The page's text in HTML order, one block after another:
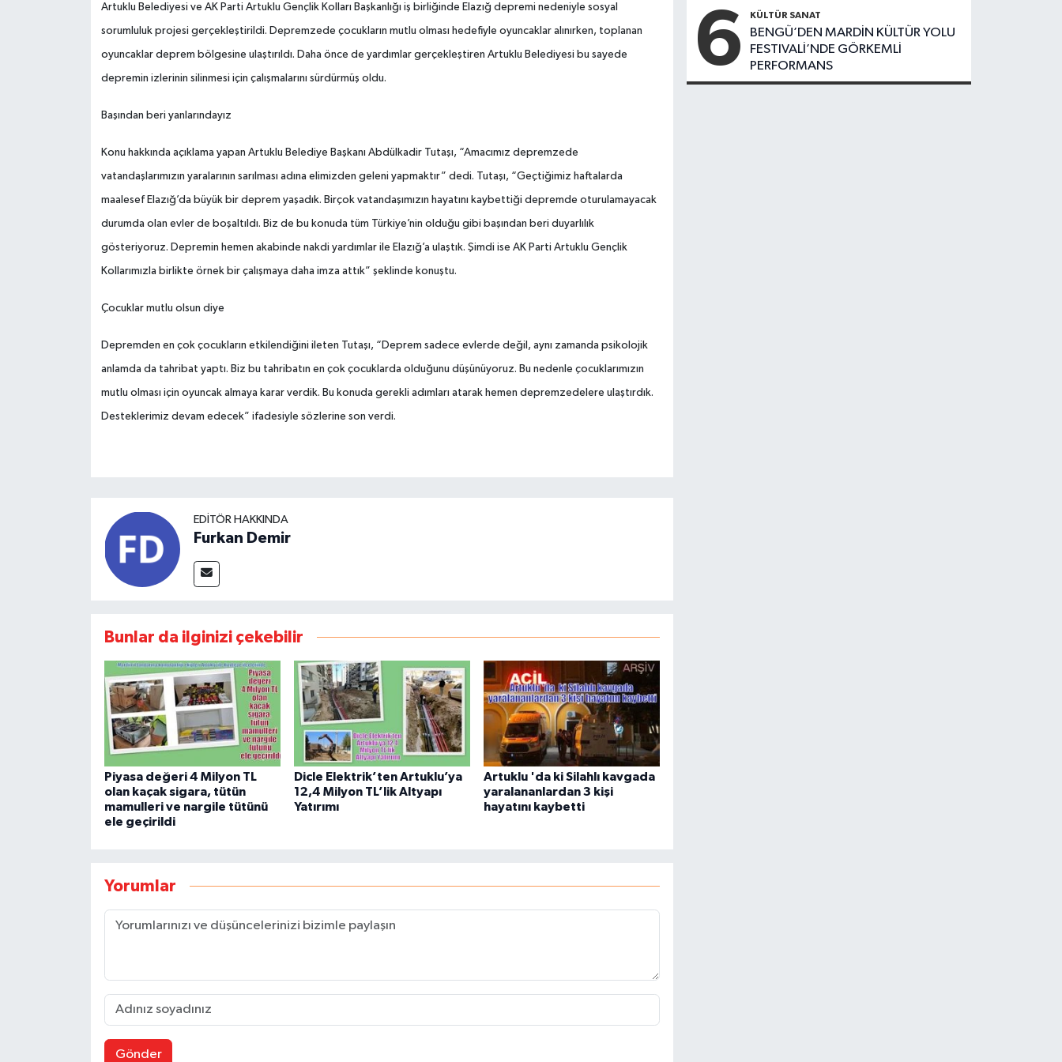
Artuklu Belediyesi ve AK Parti Artuklu Gençlik Kolları Başkanlığı iş birliğinde Elazığ depremi nedeniyle sosyal
sorumluluk projesi gerçekleştirildi. Depremzede çocukların mutlu olması hedefiyle oyuncaklar alınırken, toplanan
oyuncaklar deprem bölgesine ulaştırıldı. Daha önce de yardımlar gerçekleştiren Artuklu Belediyesi bu sayede
depremin izlerinin silinmesi için çalışmalarını sürdürmüş oldu.
Başından beri yanlarındayız
Konu hakkında açıklama yapan Artuklu Belediye Başkanı Abdülkadir Tutaşı, “Amacımız depremzede
vatandaşlarımızın yaralarının sarılması adına elimizden geleni yapmaktır” dedi. Tutaşı, “Geçtiğimiz haftalarda
maalesef Elazığ’da büyük bir deprem yaşadık. Birçok vatandaşımızın hayatını kaybettiği depremde oturulamayacak
durumda olan evler de boşaltıldı. Biz de bu konuda tüm Türkiye’nin olduğu gibi başından beri duyarlılık
gösteriyoruz. Depremin hemen akabinde nakdi yardımlar ile Elazığ’a ulaştık. Şimdi ise AK Parti Artuklu Gençlik
Kollarımızla birlikte örnek bir çalışmaya daha imza attık” şeklinde konuştu.
Çocuklar mutlu olsun diye
Depremden en çok çocukların etkilendiğini ileten Tutaşı, “Deprem sadece evlerde değil, aynı zamanda psikolojik
anlamda da tahribat yaptı. Biz bu tahribatın en çok çocuklarda olduğunu düşünüyoruz. Bu nedenle çocuklarımızın
mutlu olması için oyuncak almaya karar verdik. Bu konuda gerekli adımları atarak hemen depremzedelere ulaştırdık.
Desteklerimiz devam edecek” ifadesiyle sözlerine son verdi.
EDITÖR HAKKINDA
Furkan Demir
Bunlar da ilginizi çekebilir
Piyasa değeri 4 Milyon TL
olan kaçak sigara, tütün
mamulleri ve nargile tütünü
ele geçirildi
Dicle Elektrik’ten Artuklu’ya
12,4 Milyon TL’lik Altyapı
Yatırımı
Artuklu 'da ki Silahlı kavgada
yaralananlardan 3 kişi
hayatını kaybetti
Yorumlar
Gönder
Düşüş
6 KÜLTÜR SANAT
BENGÜ’DEN MARDİN KÜLTÜR YOLU
FESTIVALİ’NDE GÖRKEMLİ
PERFORMANS